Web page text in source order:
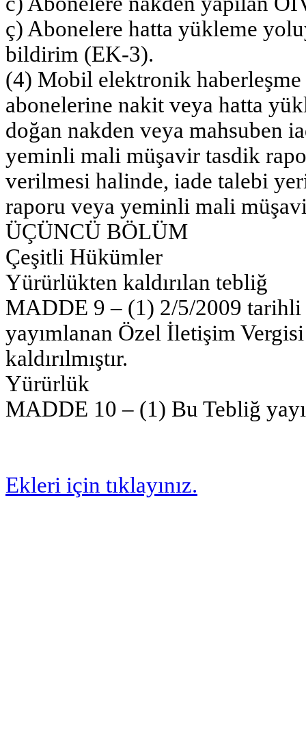
ç) Abonelere hatta yükleme
bildirim (EK-3).
(4) Mobil elektronik
abonelerine nakit veya hatta
doğan nakden veya mahsuben
yeminli mali müşavir tasdik
verilmesi halinde, iade talebi
raporu veya yeminli mali
ÜÇÜNCÜ BÖLÜM
Çeşitli Hükümler
Yürürlükten kaldırılan tebliğ
MADDE 9 – (1) 2/5/2009 tarihli
yayımlanan Özel İletişim
kaldırılmıştır.
Yürürlük
MADDE 10 – (1) Bu Tebliğ
Ekleri için tıklayınız.